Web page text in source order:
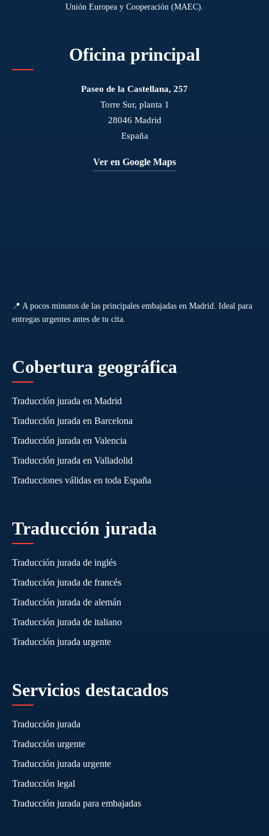
Unión Europea y Cooperación (MAEC).
Oficina principal
Paseo de la Castellana, 257
Torre Sur, planta 1
28046 Madrid
España
Ver en Google Maps
📍 A pocos minutos de las principales embajadas en Madrid. Ideal para
entregas urgentes antes de tu cita.
Cobertura geográfica
Traducción jurada en Madrid
Traducción jurada en Barcelona
Traducción jurada en Valencia
Traducción jurada en Valladolid
Traducciones válidas en toda España
Traducción jurada
Traducción jurada de inglés
Traducción jurada de francés
Traducción jurada de alemán
Traducción jurada de italiano
Traducción jurada urgente
Servicios destacados
Traducción jurada
Traducción urgente
Traducción jurada urgente
Traducción legal
Traducción jurada para embajadas